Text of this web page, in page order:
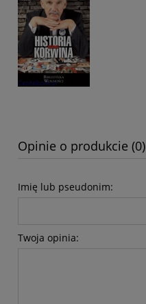
Opinie o produkcie (0)
Imię lub pseudonim:
Twoja opinia: